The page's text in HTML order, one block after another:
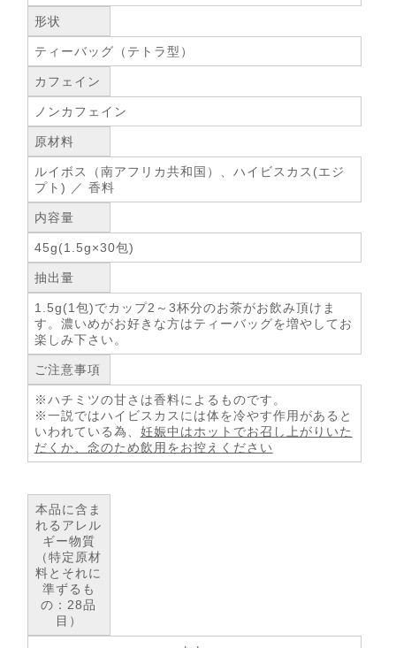
形状
ティーバッグ（テトラ型）
カフェイン
ノンカフェイン
原材料
ルイボス（南アフリカ共和国）、ハイビスカス(エジ
プト) ／ 香料
内容量
45g(1.5g×30包)
抽出量
1.5g(1包)でカップ2～3杯分のお茶がお飲み頂けま
す。濃いめがお好きな方はティーバッグを増やしてお
楽しみ下さい。
ご注意事項
※ハチミツの甘さは香料によるものです。
※一説ではハイビスカスには体を冷やす作用があると
いわれている為、 妊娠中はホットでお召し上がりいた
だくか、念のため飲用をお控えください
本品に含ま
れるアレル
ギー物質
（特定原材
料とそれに
準ずるも
の：28品
目）